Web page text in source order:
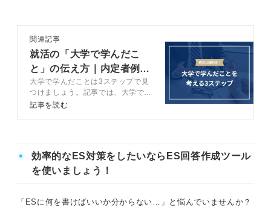
関連記事
就活の「大学で学んだこ
と」の伝え方｜内定者例文
付きでポイント解説
大学で学んだことは3ステップで見
つけましょう。記事では、大学で学
んだことを見つける方法や学部別に
い。
記事を読む
効率的なES対策をしたいならES回答作成ツール
を使いましょう！
「ESに何を書けばいいか分からない…」と悩んでいませんか？